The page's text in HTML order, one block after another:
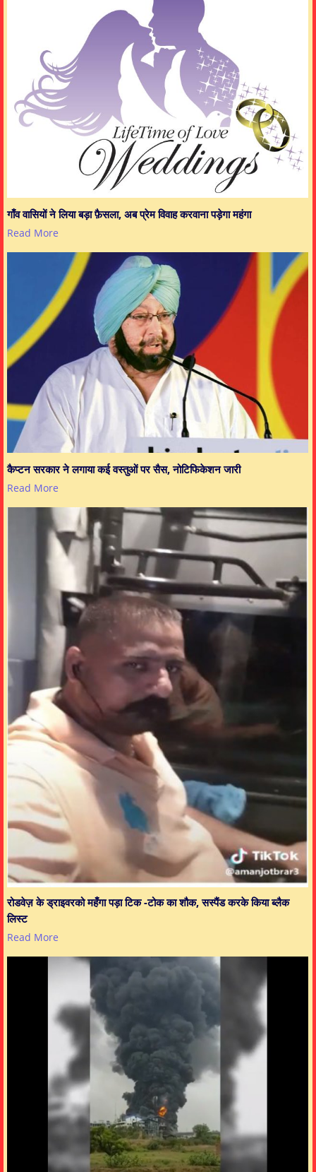
गाँव वासियों ने लिया बड़ा फ़ैसला, अब प्रेम विवाह करवाना पड़ेगा महंगा
Read More
कैप्टन सरकार ने लगाया कई वस्तुओं पर सैस, नोटिफिकेशन जारी
Read More
रोडवेज़ के ड्राइवरको महँगा पड़ा टिक -टोक का शौक, सस्पैंड करके किया ब्लैक
लिस्ट
Read More